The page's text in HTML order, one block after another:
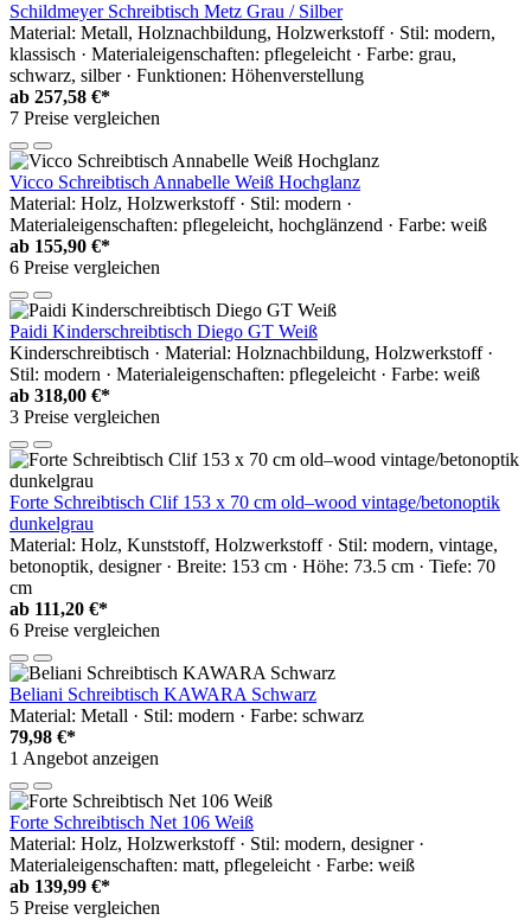
Schildmeyer Schreibtisch Metz Grau / Silber
Material: Metall, Holznachbildung, Holzwerkstoff · Stil: modern,
klassisch · Materialeigenschaften: pflegeleicht · Farbe: grau,
schwarz, silber · Funktionen: Höhenverstellung
ab 257,58 €*
7 Preise vergleichen
Vicco Schreibtisch Annabelle Weiß Hochglanz
Material: Holz, Holzwerkstoff · Stil: modern ·
Materialeigenschaften: pflegeleicht, hochglänzend · Farbe: weiß
ab 155,90 €*
6 Preise vergleichen
Paidi Kinderschreibtisch Diego GT Weiß
Kinderschreibtisch · Material: Holznachbildung, Holzwerkstoff ·
Stil: modern · Materialeigenschaften: pflegeleicht · Farbe: weiß
ab 318,00 €*
3 Preise vergleichen
Forte Schreibtisch Clif 153 x 70 cm old–wood vintage/betonoptik
dunkelgrau
Material: Holz, Kunststoff, Holzwerkstoff · Stil: modern, vintage,
betonoptik, designer · Breite: 153 cm · Höhe: 73.5 cm · Tiefe: 70
cm
ab 111,20 €*
6 Preise vergleichen
Beliani Schreibtisch KAWARA Schwarz
Material: Metall · Stil: modern · Farbe: schwarz
79,98 €*
1 Angebot anzeigen
Forte Schreibtisch Net 106 Weiß
Material: Holz, Holzwerkstoff · Stil: modern, designer ·
Materialeigenschaften: matt, pflegeleicht · Farbe: weiß
ab 139,99 €*
5 Preise vergleichen